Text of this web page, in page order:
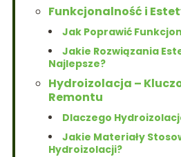
Funkcjonalność i
Jak Poprawić
Jakie Rozwiązania
Najlepsze?
Hydroizolacja –
Remontu
Dlaczego
Jakie Materiały
Hydroizolacji?